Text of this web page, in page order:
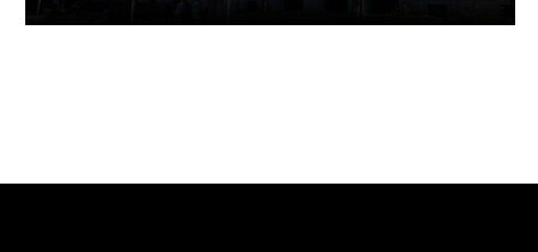
section:
page
page